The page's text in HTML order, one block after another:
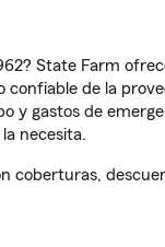
State Farm
confiable de la
y gastos de
necesita.
coberturas,